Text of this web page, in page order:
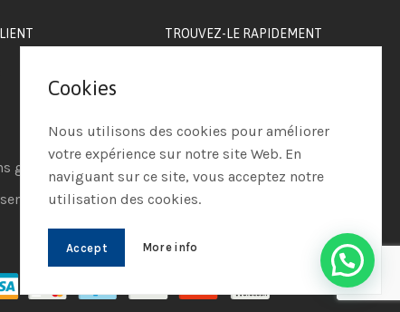
générales de vente
et retours
TROUVEZ-LE RAPIDEMENT
Casques
Ordinateurs
Systèmes de securité
Cookies
Nous utilisons des cookies pour améliorer
votre expérience sur notre site Web. En
naviguant sur ce site, vous acceptez notre
utilisation des cookies.
Accept More info